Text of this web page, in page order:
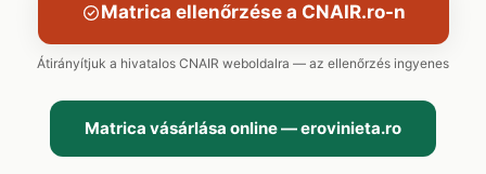
Matrica ellenőrzése a CNAIR.ro-n
Átirányítjuk a hivatalos CNAIR weboldalra — az ellenőrzés ingyenes
Matrica vásárlása online — erovinieta.ro